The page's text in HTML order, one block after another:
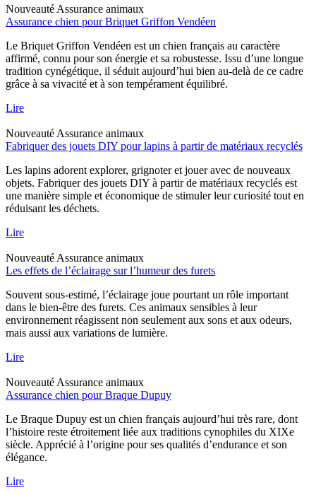
Nouveauté Assurance animaux
Assurance chien pour Briquet Griffon Vendéen
Le Briquet Griffon Vendéen est un chien français au caractère
affirmé, connu pour son énergie et sa robustesse. Issu d’une longue
tradition cynégétique, il séduit aujourd’hui bien au-delà de ce cadre
grâce à sa vivacité et à son tempérament équilibré.
Lire
Nouveauté Assurance animaux
Fabriquer des jouets DIY pour lapins à partir de matériaux recyclés
Les lapins adorent explorer, grignoter et jouer avec de nouveaux
objets. Fabriquer des jouets DIY à partir de matériaux recyclés est
une manière simple et économique de stimuler leur curiosité tout en
réduisant les déchets.
Lire
Nouveauté Assurance animaux
Les effets de l’éclairage sur l’humeur des furets
Souvent sous-estimé, l’éclairage joue pourtant un rôle important
dans le bien-être des furets. Ces animaux sensibles à leur
environnement réagissent non seulement aux sons et aux odeurs,
mais aussi aux variations de lumière.
Lire
Nouveauté Assurance animaux
Assurance chien pour Braque Dupuy
Le Braque Dupuy est un chien français aujourd’hui très rare, dont
l’histoire reste étroitement liée aux traditions cynophiles du XIXe
siècle. Apprécié à l’origine pour ses qualités d’endurance et son
élégance.
Lire